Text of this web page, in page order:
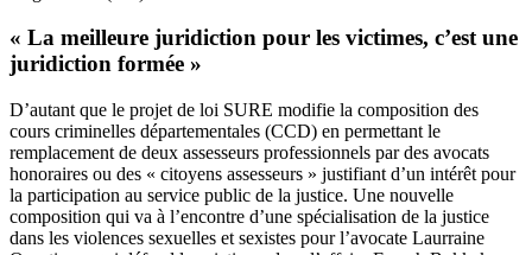
« La meilleure juridiction pour les victimes, c’est une
juridiction formée »
D’autant que le projet de loi SURE modifie la composition des
cours criminelles départementales (CCD) en permettant le
remplacement de deux assesseurs professionnels par des avocats
honoraires ou des « citoyens assesseurs » justifiant d’un intérêt pour
la participation au service public de la justice. Une nouvelle
composition qui va à l’encontre d’une spécialisation de la justice
dans les violences sexuelles et sexistes pour l’avocate Laurraine